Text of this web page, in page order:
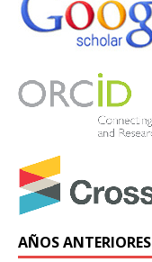
AÑOS ANTERIORES